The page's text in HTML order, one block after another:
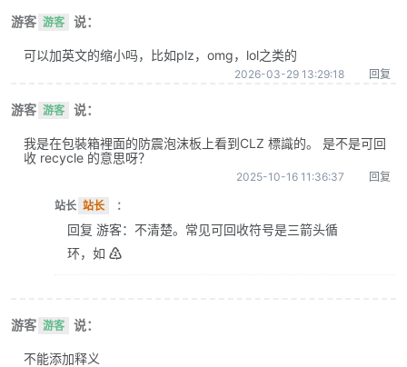
游客 游客 说：
可以加英文的缩小吗，比如plz，omg，lol之类的
2026-03-29 13:29:18 回复
游客 游客 说：
我是在包裝箱裡面的防震泡沫板上看到CLZ 標識的。 是不是可回
收 recycle 的意思呀？
2025-10-16 11:36:37 回复
站长 站长 ：
回复 游客：不清楚。常见可回收符号是三箭头循
环，如 ♴
游客 游客 说：
不能添加释义